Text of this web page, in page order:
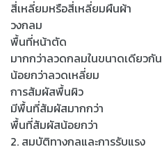
สี่เหลี่ยมหรือสี่เหลี่ยมผืนผ้า
วงกลม
พื้นที่หน้าตัด
มากกว่าลวดกลมในขนาดเดียวกัน
น้อยกว่าลวดเหลี่ยม
การสัมผัสพื้นผิว
มีพื้นที่สัมผัสมากกว่า
พื้นที่สัมผัสน้อยกว่า
2. สมบัติทางกลและการรับแรง